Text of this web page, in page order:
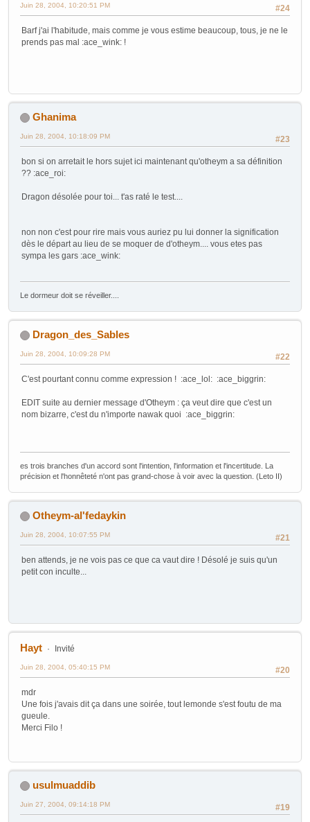
#24
Juin 28, 2004, 10:20:51 PM
Barf j'ai l'habitude, mais comme je vous estime beaucoup, tous, je ne le
prends pas mal :ace_wink: !
Ghanima
#23
Juin 28, 2004, 10:18:09 PM
bon si on arretait le hors sujet ici maintenant qu'otheym a sa définition
?? :ace_roi:
Dragon désolée pour toi... t'as raté le test....
non non c'est pour rire mais vous auriez pu lui donner la signification
dès le départ au lieu de se moquer de d'otheym.... vous etes pas
sympa les gars :ace_wink:
Le dormeur doit se réveiller....
Dragon_des_Sables
#22
Juin 28, 2004, 10:09:28 PM
C'est pourtant connu comme expression ! :ace_lol: :ace_biggrin:
EDIT suite au dernier message d'Otheym : ça veut dire que c'est un
nom bizarre, c'est du n'importe nawak quoi :ace_biggrin:
es trois branches d'un accord sont l'intention, l'information et l'incertitude. La
précision et l'honnêteté n'ont pas grand-chose à voir avec la question. (Leto II)
Otheym-al'fedaykin
#21
Juin 28, 2004, 10:07:55 PM
ben attends, je ne vois pas ce que ca vaut dire ! Désolé je suis qu'un
petit con inculte...
Hayt Invité
#20
Juin 28, 2004, 05:40:15 PM
mdr
Une fois j'avais dit ça dans une soirée, tout lemonde s'est foutu de ma
gueule.
Merci Filo !
usulmuaddib
#19
Juin 27, 2004, 09:14:18 PM